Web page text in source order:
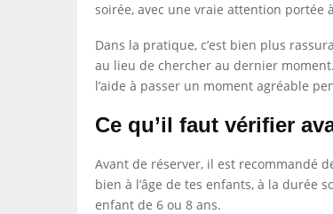
soirée, avec une vraie attention portée
Dans la pratique, c’est bien plus
au lieu de chercher au dernier
l’aide à passer un moment agréable
Ce qu’il faut vérifier
Avant de réserver, il est recommandé
bien à l’âge de tes enfants, à la durée
enfant de 6 ou 8 ans.